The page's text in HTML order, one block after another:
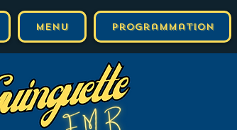
Menu Programmation